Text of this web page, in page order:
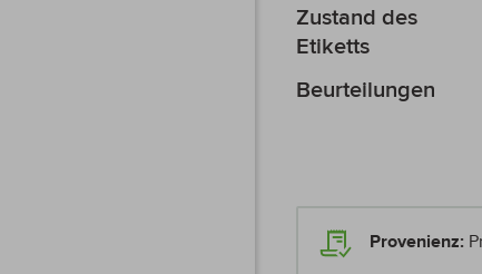
Zustand des
Etiketts
Beurteilungen
Provenienz: